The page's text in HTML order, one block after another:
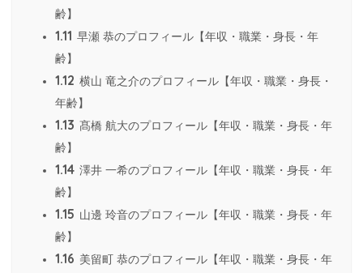
齢】
1.11 早瀬 恭のプロフィール【年収・職業・身長・年
齢】
1.12 横山 竜之介のプロフィール【年収・職業・身長・
年齢】
1.13 髙橋 航大のプロフィール【年収・職業・身長・年
齢】
1.14 澤井 一希のプロフィール【年収・職業・身長・年
齢】
1.15 山邊 玲音のプロフィール【年収・職業・身長・年
齢】
1.16 美留町 恭のプロフィール【年収・職業・身長・年